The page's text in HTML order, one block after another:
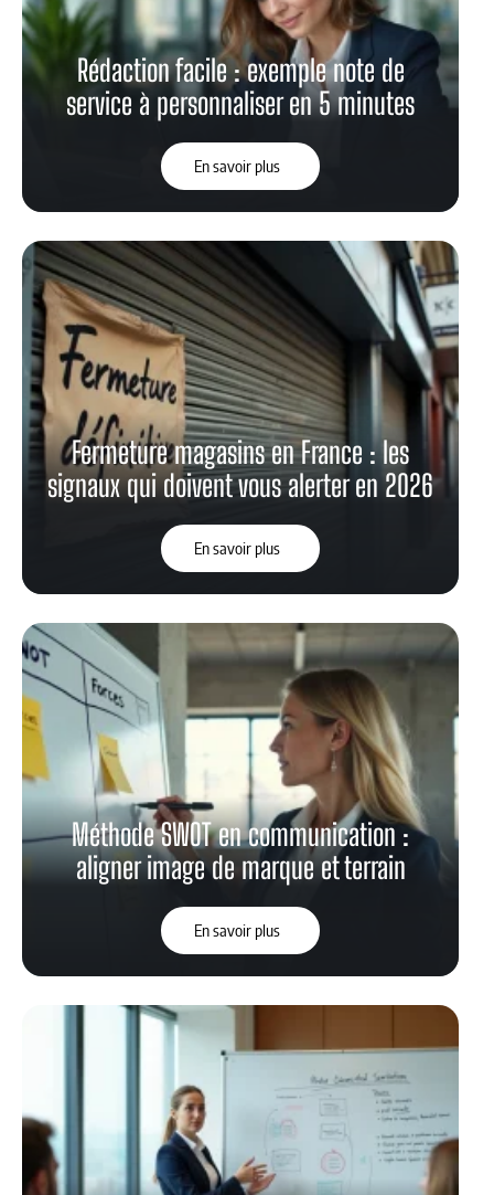
Rédaction facile : exemple note de
service à personnaliser en 5 minutes
En savoir plus
Fermeture magasins en France : les
signaux qui doivent vous alerter en 2026
En savoir plus
Méthode SWOT en communication :
aligner image de marque et terrain
En savoir plus